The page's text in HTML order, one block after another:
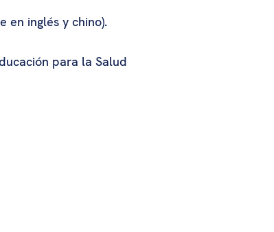
en inglés y chino).
para la Salud